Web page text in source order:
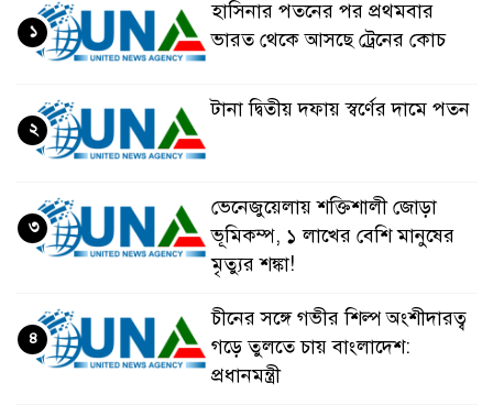
হাসিনার পতনের পর প্রথমবার
ভারত থেকে আসছে ট্রেনের কোচ
১
টানা দ্বিতীয় দফায় স্বর্ণের দামে পতন
২
ভেনেজুয়েলায় শক্তিশালী জোড়া
ভূমিকম্প, ১ লাখের বেশি মানুষের
মৃত্যুর শঙ্কা!
৩
চীনের সঙ্গে গভীর শিল্প অংশীদারত্ব
গড়ে তুলতে চায় বাংলাদেশ:
প্রধানমন্ত্রী
৪